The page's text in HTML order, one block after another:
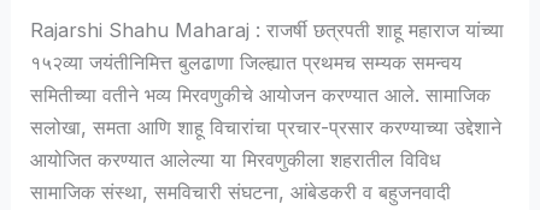
Rajarshi Shahu Maharaj : राजर्षी छत्रपती शाहू महाराज यांच्या
१५२व्या जयंतीनिमित्त बुलढाणा जिल्ह्यात प्रथमच सम्यक समन्वय
समितीच्या वतीने भव्य मिरवणुकीचे आयोजन करण्यात आले. सामाजिक
सलोखा, समता आणि शाहू विचारांचा प्रचार-प्रसार करण्याच्या उद्देशाने
आयोजित करण्यात आलेल्या या मिरवणुकीला शहरातील विविध
सामाजिक संस्था, समविचारी संघटना, आंबेडकरी व बहुजनवादी